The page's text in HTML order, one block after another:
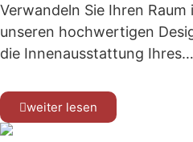
Verwandeln Sie Ihren
unseren hochwertigen
die Innenausstattung Ihres…
weiter lesen